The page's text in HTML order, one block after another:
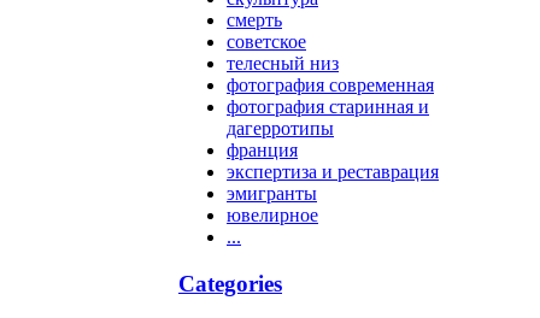
смерть
советское
телесный низ
фотография современная
фотография старинная и
дагерротипы
франция
экспертиза и реставрация
эмигранты
ювелирное
...
Categories